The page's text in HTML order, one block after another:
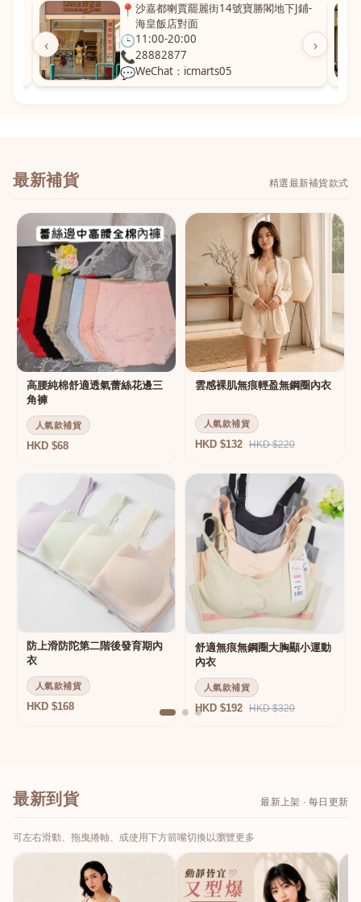
‹ ›
📍 沙嘉都喇賈罷麗街14號寶勝閣地下J鋪-
海皇飯店對面
🕒11:00-20:00
📞28882877
💬WeChat：icmarts05
最新補貨 精選最新補貨款式
高腰純棉舒適透氣蕾絲花邊三
角褲
人氣款補貨
HKD $68
雲感裸肌無痕輕盈無鋼圈內衣
人氣款補貨
HKD $132 HKD $220
防上滑防陀第二階後發育期內
衣
人氣款補貨
HKD $168
舒適無痕無鋼圈大胸顯小運動
內衣
人氣款補貨
HKD $192 HKD $320
最新到貨 最新上架 · 每日更新
可左右滑動、拖曳捲軸、或使用下方箭嘴切換以瀏覽更多